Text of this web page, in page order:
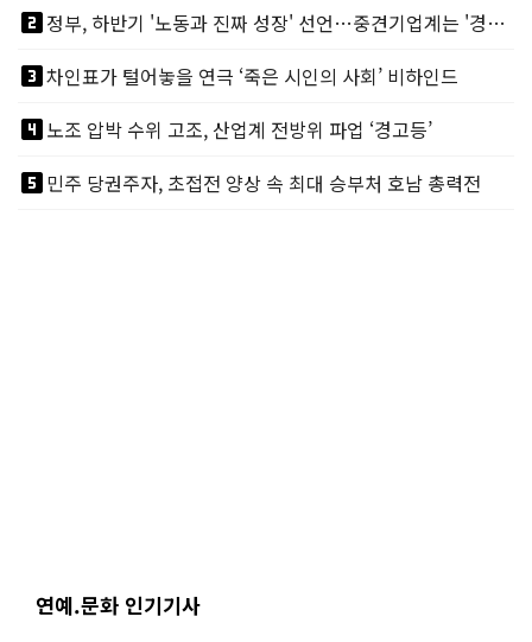
looks_two
정부, 하반기 '노동과 진짜 성장' 선언…중견기업계는 '경영 불확실성' 우려
looks_3차인표가 털어놓을 연극 ‘죽은 시인의 사회’ 비하인드
looks_4노조 압박 수위 고조, 산업계 전방위 파업 ‘경고등’
looks_5민주 당권주자, 초접전 양상 속 최대 승부처 호남 총력전
연예.문화 인기기사